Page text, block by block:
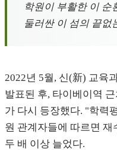
학원이 부활한 이
둘러싼 이 섬의 끝없
2022년 5월, 신(新) 교육
발표된 후, 타이베이역
가 다시 등장했다. "학력
원 관계자들에 따르면 재
두 배 이상 늘었다.